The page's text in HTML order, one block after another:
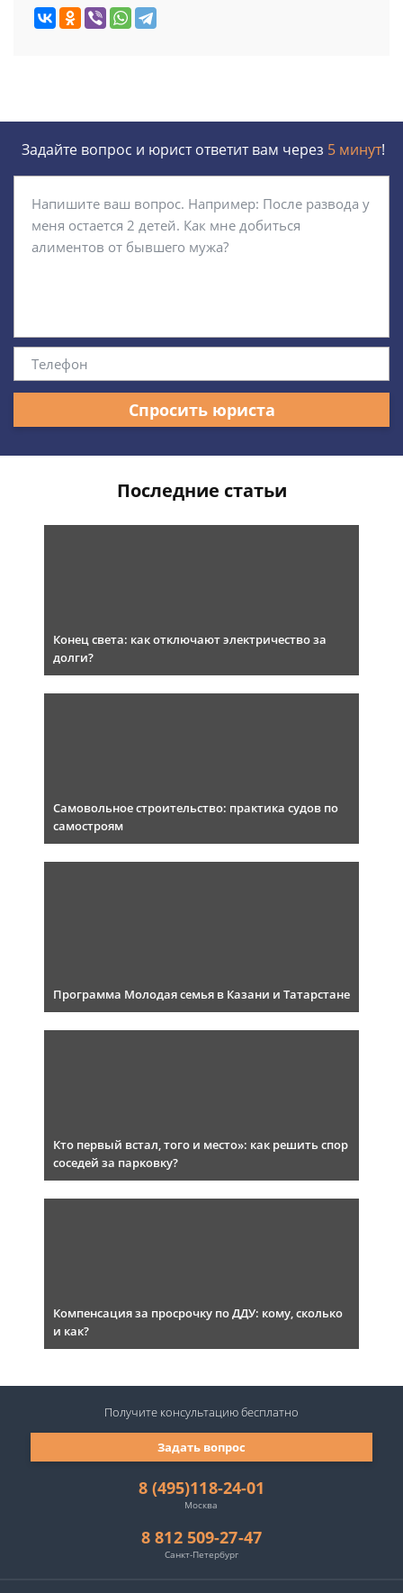
Задайте вопрос и юрист ответит вам через 5 минут!
Спросить юриста
Последние статьи
Конец света: как отключают электричество за
долги?
Самовольное строительство: практика судов по
самостроям
Программа Молодая семья в Казани и Татарстане
Кто первый встал, того и место»: как решить спор
соседей за парковку?
Компенсация за просрочку по ДДУ: кому, сколько
и как?
8 (495)118-24-01
Москва
8 812 509-27-47
Санкт-Петербург
Задать вопрос
Получите консультациюбесплатно